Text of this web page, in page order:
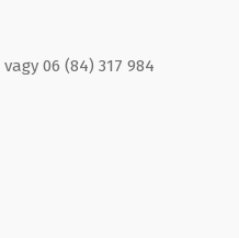
vagy 06 (84) 317 984